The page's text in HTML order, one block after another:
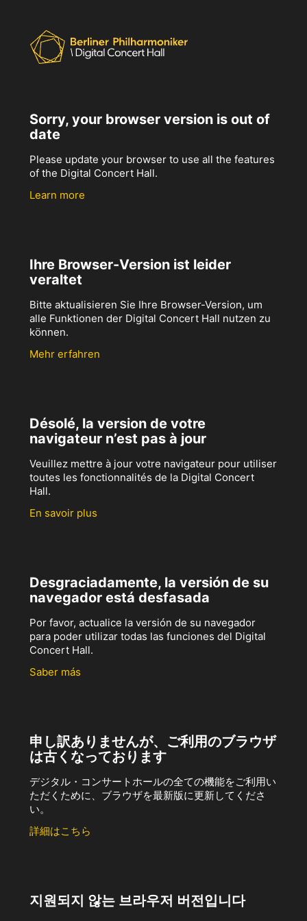
Sorry, your browser version is out of
date
Please update your browser to use all the features
of the Digital Concert Hall.
Learn more
Ihre Browser-Version ist leider
veraltet
Bitte aktualisieren Sie Ihre Browser-Version, um
alle Funktionen der Digital Concert Hall nutzen zu
können.
Mehr erfahren
Désolé, la version de votre
navigateur n’est pas à jour
Veuillez mettre à jour votre navigateur pour utiliser
toutes les fonctionnalités de la Digital Concert
Hall.
En savoir plus
Desgraciadamente, la versión de su
navegador está desfasada
Por favor, actualice la versión de su navegador
para poder utilizar todas las funciones del Digital
Concert Hall.
Saber más
申し訳ありませんが、ご利用のブラウザ
は古くなっております
デジタル・コンサートホールの全ての機能をご利用い
ただくために、ブラウザを最新版に更新してくださ
い。
詳細はこちら
지원되지 않는 브라우저 버전입니다